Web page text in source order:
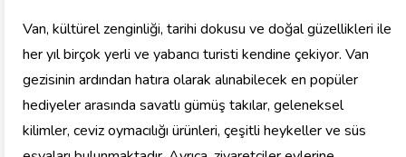
Van, kültürel zenginliği, tarihi dokusu ve doğal güzellikleri ile
her yıl birçok yerli ve yabancı turisti kendine çekiyor. Van
gezisinin ardından hatıra olarak alınabilecek en popüler
hediyeler arasında savatlı gümüş takılar, geleneksel
kilimler, ceviz oymacılığı ürünleri, çeşitli heykeller ve süs